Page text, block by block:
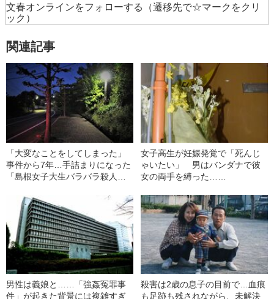
文春オンラインをフォローする
（遷移先で☆マークをクリ
ック）
関連記事
「大変なことをしてしまった」
事件から7年…手詰まりになった
「島根女子大生バラバラ殺人事
女子高生が妊娠発覚で「死んじ
ゃいたい」 男はバンダナで彼
女の両手を縛った……
男性は義娘と……「強姦冤罪事
件」が起きた背景には複雑すぎ
殺害は2歳の息子の目前で…血痕
も足跡も残されながら、未解決